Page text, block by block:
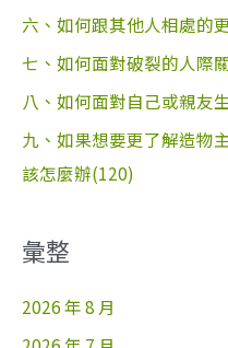
六、如何跟其他人相處的
七、如何面對破裂的人際
八、如何面對自己或親友
九、如果想要更了解造物
該怎麼辦(120)
彙整
2026 年 8 月